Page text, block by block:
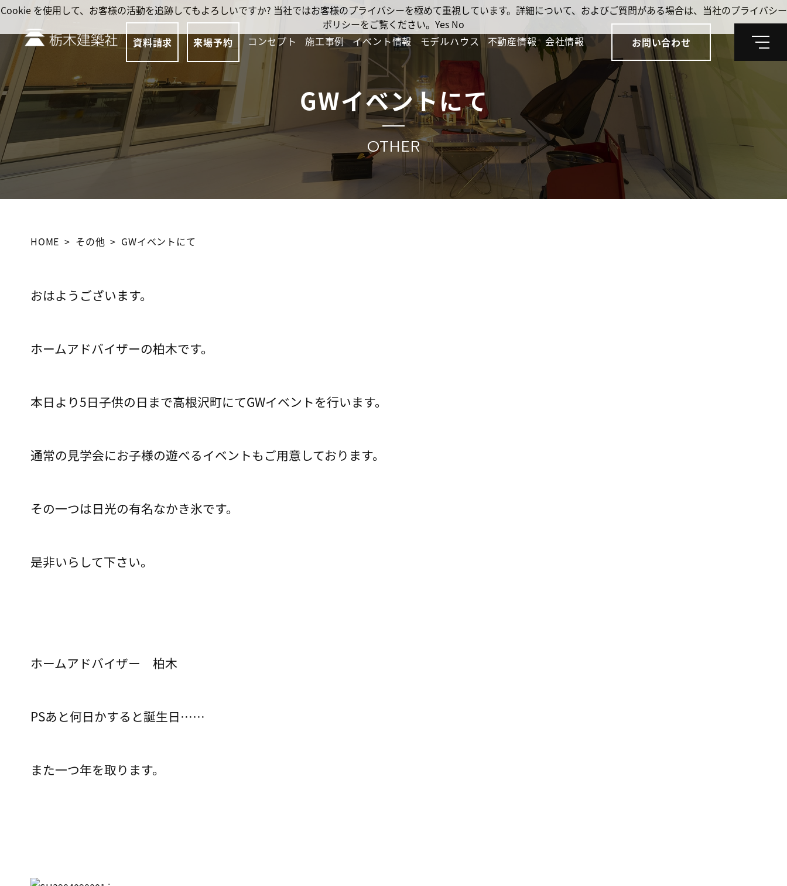
資料請求 来場予約 コンセプト 施工事例 イベント情報 モデルハウス 不動産情報 会社情報 お問い合わせ
メ
GWイベントにて
OTHER
HOME その他 GWイベントにて
おはようございます。
ホームアドバイザーの柏木です。
本日より5日子供の日まで高根沢町にてGWイベントを行います。
通常の見学会にお子様の遊べるイベントもご用意しております。
その一つは日光の有名なかき氷です。
是非いらして下さい。
ホームアドバイザー 柏木
PSあと何日かすると誕生日……
また一つ年を取ります。
Cookie を使用して、お客様の活動を追跡してもよろしいですか? 当社ではお客様のプライバシーを極めて重視しています。詳細について、およびご質問がある場合は、当社のプライバシー
ポリシーをご覧ください。 Yes No